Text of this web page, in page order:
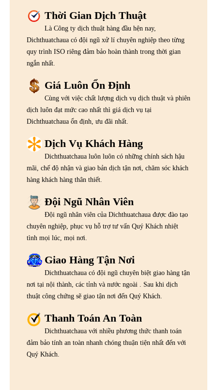
Thời Gian Dịch Thuật
Là Công ty dịch thuật hàng đầu hện nay,
Dichthuatchaua có đội ngũ xử lí chuyên nghiệp theo từng
quy trình ISO riêng đảm bảo hoàn thành trong thời gian
ngắn nhất.
Giá Luôn Ổn Định
Cùng với việc chất lượng dịch vụ dịch thuật và phiên
dịch luôn đạt mức cao nhất thì giá dịch vụ tại
Dichthuatchaua ổn định, ưu đãi nhất.
Dịch Vụ Khách Hàng
Dichthuatchaua luôn luôn có những chính sách hậu
mãi, chế độ nhận và giao bản dịch tận nơi, chăm sóc khách
hàng khách hàng thân thiết.
Đội Ngũ Nhân Viên
Đội ngũ nhân viên của Dichthuatchaua được đào tạo
chuyên nghiệp, phục vụ hỗ trợ tư vấn Quý Khách nhiệt
tình mọi lúc, mọi nơi.
Giao Hàng Tận Nơi
Dichthuatchaua có đội ngũ chuyên biệt giao hàng tận
nơi tại nội thành, các tỉnh và nước ngoài . Sau khi dịch
thuật công chứng sẽ giao tận nơi đến Quý Khách.
Thanh Toán An Toàn
Dichthuatchaua với nhiều phương thức thanh toán
đảm bảo tính an toàn nhanh chóng thuận tiện nhất đến với
Quý Khách.